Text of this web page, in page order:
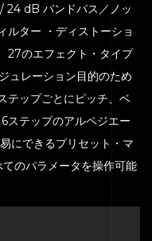
24 dB バンドパス／ノッ
ルター ・ディストーショ
27のエフェクト・タイプ
ュレーション目的のため
テップごとにピッチ、ベ
ステップのアルペジエー
にできるプリセット・マ
のパラメータを操作可能